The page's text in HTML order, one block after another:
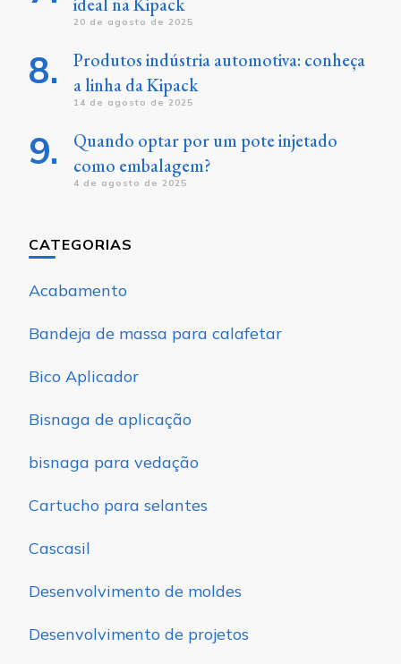
20 de agosto de 2025
Produtos indústria automotiva: conheça
a linha da Kipack
14 de agosto de 2025
Quando optar por um pote injetado
como embalagem?
4 de agosto de 2025
CATEGORIAS
Acabamento
Bandeja de massa para calafetar
Bico Aplicador
Bisnaga de aplicação
bisnaga para vedação
Cartucho para selantes
Cascasil
Desenvolvimento de moldes
Desenvolvimento de projetos